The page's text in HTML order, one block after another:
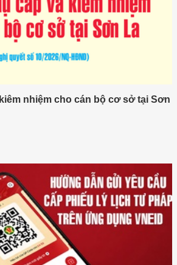
nhiệm cho cán bộ cơ sở tại Sơn